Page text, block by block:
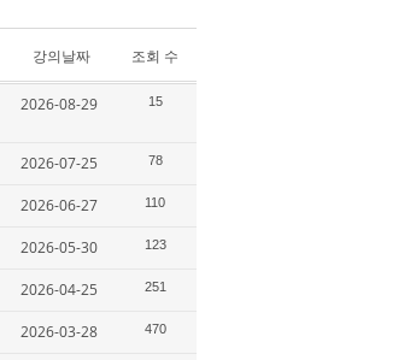
강의날짜 조회 수
2026-08-29 15
2026-07-25 78
2026-06-27 110
2026-05-30 123
2026-04-25 251
2026-03-28 470